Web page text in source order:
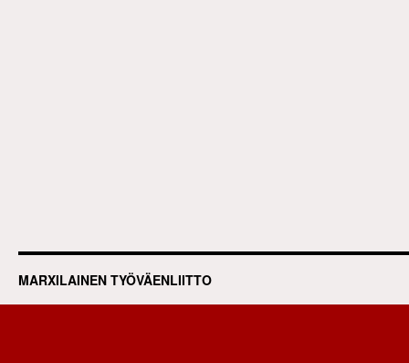
MARXILAINEN TYÖVÄENLIITTO